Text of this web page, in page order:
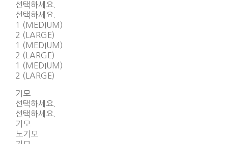
선택하세요.
선택하세요.
1 (MEDIUM)
2 (LARGE)
1 (MEDIUM)
2 (LARGE)
1 (MEDIUM)
2 (LARGE)
기모
선택하세요.
선택하세요.
기모
노기모